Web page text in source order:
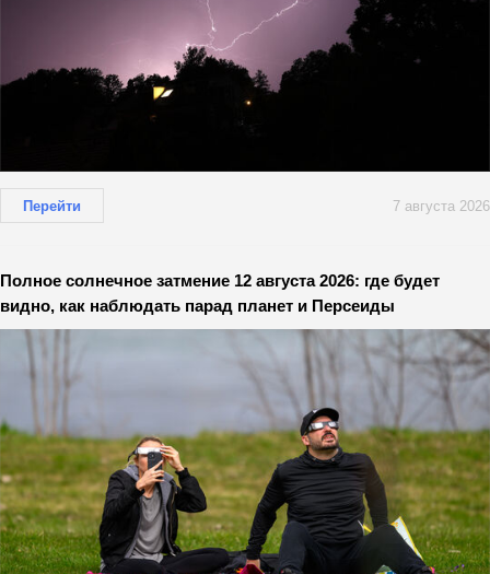
Перейти 7 августа 2026
Полное солнечное затмение 12 августа 2026: где будет
видно, как наблюдать парад планет и Персеиды